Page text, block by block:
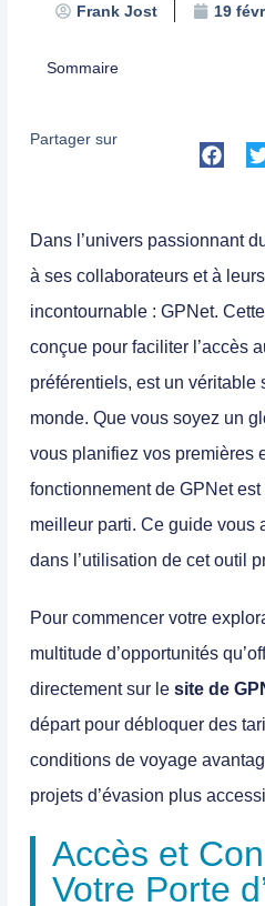
Frank Jost 19
Sommaire
Partager sur
Dans l’univers passionnant
à ses collaborateurs et à
incontournable : GPNet.
conçue pour faciliter l’accès
préférentiels, est un véritable
monde. Que vous soyez un
vous planifiez vos premières
fonctionnement de GPNet
meilleur parti. Ce guide vous
dans l’utilisation de cet outil
Pour commencer votre
multitude d’opportunités
directement sur le site de
départ pour débloquer des
conditions de voyage
projets d’évasion plus
Accès et
Votre Porte